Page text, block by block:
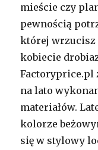
mieście czy
pewnością
której wrzucisz
kobiecie
Factoryprice.pl
na lato
materiałów.
kolorze
się w stylowy